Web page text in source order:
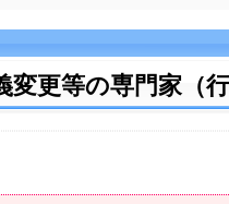
変更等の専門家（